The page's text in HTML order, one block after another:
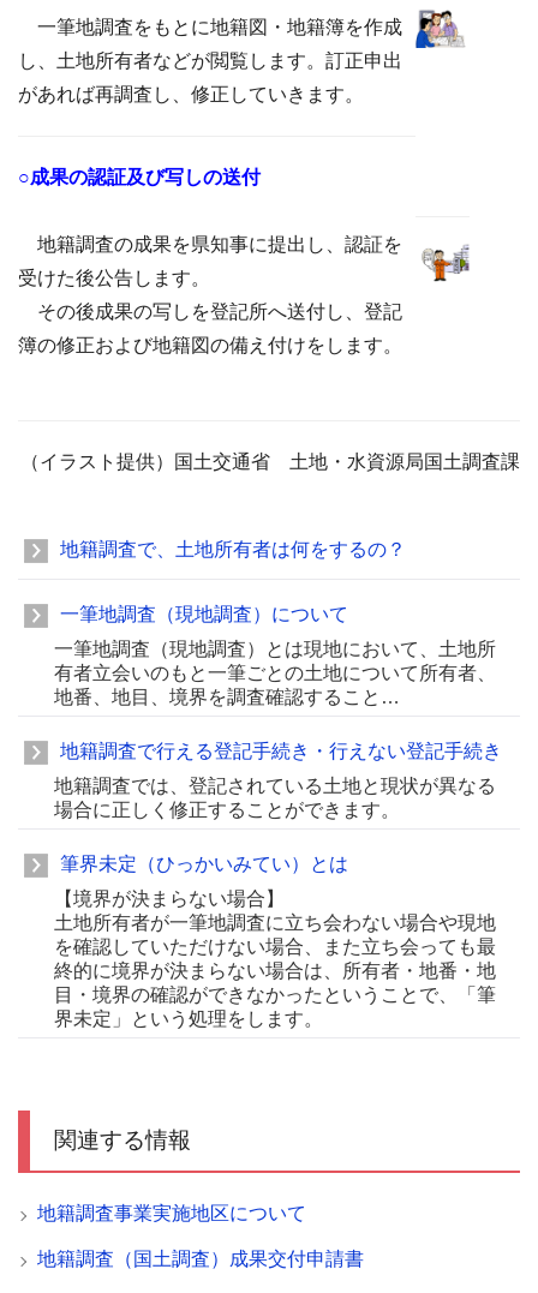
一筆地調査をもとに地籍図・地籍簿を作成
し、土地所有者などが閲覧します。訂正申出
があれば再調査し、修正していきます。
○成果の認証及び写しの送付
地籍調査の成果を県知事に提出し、認証を
受けた後公告します。
その後成果の写しを登記所へ送付し、登記
簿の修正および地籍図の備え付けをします。
（イラスト提供）国土交通省 土地・水資源局国土調査課
地籍調査で、土地所有者は何をするの？
一筆地調査（現地調査）について
一筆地調査（現地調査）とは現地において、土地所
有者立会いのもと一筆ごとの土地について所有者、
地番、地目、境界を調査確認すること…
地籍調査で行える登記手続き・行えない登記手続き
地籍調査では、登記されている土地と現状が異なる
場合に正しく修正することができます。
筆界未定（ひっかいみてい）とは
【境界が決まらない場合】
土地所有者が一筆地調査に立ち会わない場合や現地
を確認していただけない場合、また立ち会っても最
終的に境界が決まらない場合は、所有者・地番・地
目・境界の確認ができなかったということで、「筆
界未定」という処理をします。
関連する情報
地籍調査事業実施地区について
地籍調査（国土調査）成果交付申請書